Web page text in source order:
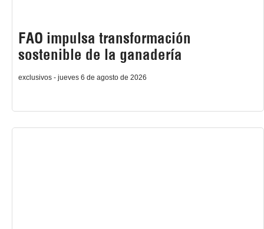
FAO impulsa transformación
sostenible de la ganadería
exclusivos - jueves 6 de agosto de 2026